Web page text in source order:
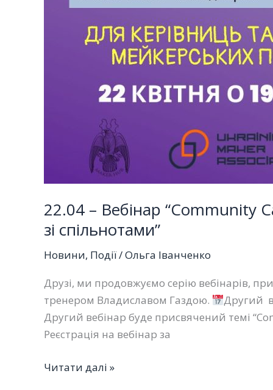
22.04 – Вебінар “Community
зі спільнотами”
Новини, Події/Ольга Іванченко
Друзі, ми продовжуємо серію вебінарів,
тренером Владиславом Газдою.
Другий
Другий вебінар буде присвячений темі
Реєстрація на вебінар за
22.04
Читати далі »